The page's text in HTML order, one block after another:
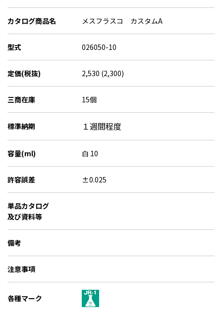
カタログ商品名 メスフラスコ カスタムA
型式 026050-10
定価(税抜) 2,530 (2,300)
三商在庫 15個
標準納期 １週間程度
容量(ml) 白 10
許容誤差 ±0.025
単品カタログ
及び資料等
備考
注意事項
各種マーク